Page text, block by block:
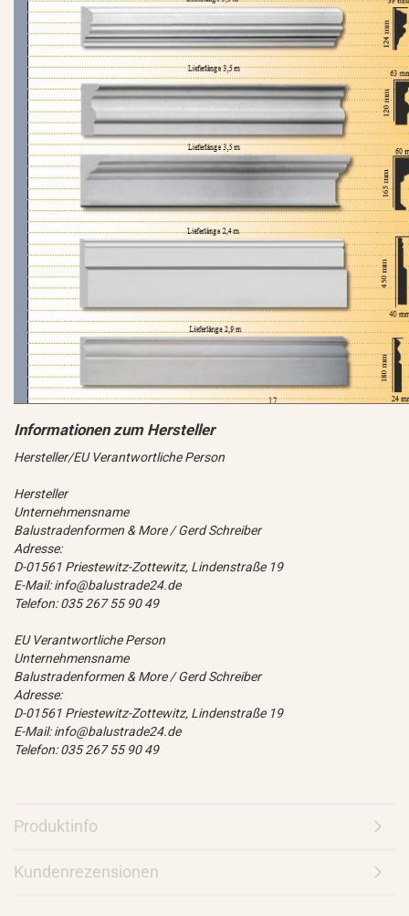
Hersteller/EU Verantwortliche Person
Hersteller
Unternehmensname
Balustradenformen & More / Gerd Schreiber
Adresse:
D-01561 Priestewitz-Zottewitz, Lindenstraße 19
E-Mail: info@balustrade24.de
Telefon: 035 267 55 90 49
EU Verantwortliche Person
Unternehmensname
Balustradenformen & More / Gerd Schreiber
Adresse:
D-01561 Priestewitz-Zottewitz, Lindenstraße 19
E-Mail: info@balustrade24.de
Telefon: 035 267 55 90 49
Produktinfo
Kundenrezensionen